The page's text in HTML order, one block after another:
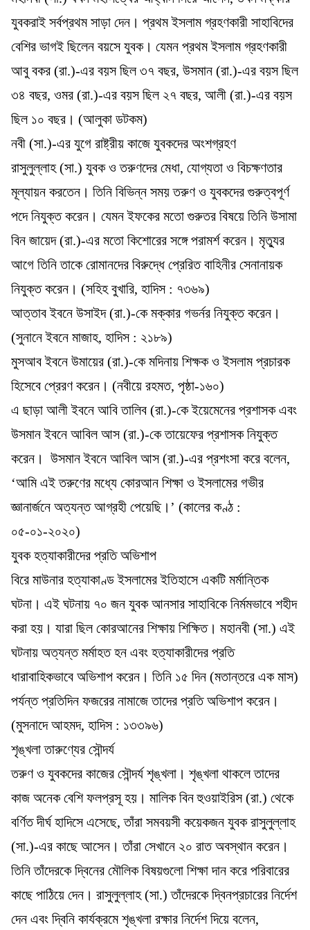
যুবকরাই সর্বপ্রথম সাড়া দেন। প্রথম ইসলাম গ্রহণকারী সাহাবিদের
বেশির ভাগই ছিলেন বয়সে যুবক। যেমন প্রথম ইসলাম গ্রহণকারী
আবু বকর (রা.)-এর বয়স ছিল ৩৭ বছর, উসমান (রা.)-এর বয়স ছিল
৩৪ বছর, ওমর (রা.)-এর বয়স ছিল ২৭ বছর, আলী (রা.)-এর বয়স
ছিল ১০ বছর। (আলুকা ডটকম)
নবী (সা.)-এর যুগে রাষ্ট্রীয় কাজে যুবকদের অংশগ্রহণ
রাসুলুল্লাহ (সা.) যুবক ও তরুণদের মেধা, যোগ্যতা ও বিচক্ষণতার
মূল্যায়ন করতেন। তিনি বিভিন্ন সময় তরুণ ও যুবকদের গুরুত্বপূর্ণ
পদে নিযুক্ত করেন। যেমন ইফকের মতো গুরুতর বিষয়ে তিনি উসামা
বিন জায়েদ (রা.)-এর মতো কিশোরের সঙ্গে পরামর্শ করেন। মৃত্যুর
আগে তিনি তাকে রোমানদের বিরুদ্ধে প্রেরিত বাহিনীর সেনানায়ক
নিযুক্ত করেন। (সহিহ বুখারি, হাদিস : ৭৩৬৯)
আত্তাব ইবনে উসাইদ (রা.)-কে মক্কার গভর্নর নিযুক্ত করেন।
(সুনানে ইবনে মাজাহ, হাদিস : ২১৮৯)
মুসআব ইবনে উমায়ের (রা.)-কে মদিনায় শিক্ষক ও ইসলাম প্রচারক
হিসেবে প্রেরণ করেন। (নবীয়ে রহমত, পৃষ্ঠা-১৬০)
এ ছাড়া আলী ইবনে আবি তালিব (রা.)-কে ইয়েমেনের প্রশাসক এবং
উসমান ইবনে আবিল আস (রা.)-কে তায়েফের প্রশাসক নিযুক্ত
করেন। উসমান ইবনে আবিল আস (রা.)-এর প্রশংসা করে বলেন,
‘আমি এই তরুণের মধ্যে কোরআন শিক্ষা ও ইসলামের গভীর
জ্ঞানার্জনে অত্যন্ত আগ্রহী পেয়েছি।’ (কালের কণ্ঠ :
০৫-০১-২০২০)
যুবক হত্যাকারীদের প্রতি অভিশাপ
বিরে মাউনার হত্যাকাণ্ড ইসলামের ইতিহাসে একটি মর্মান্তিক
ঘটনা। এই ঘটনায় ৭০ জন যুবক আনসার সাহাবিকে নির্মমভাবে শহীদ
করা হয়। যারা ছিল কোরআনের শিক্ষায় শিক্ষিত। মহানবী (সা.) এই
ঘটনায় অত্যন্ত মর্মাহত হন এবং হত্যাকারীদের প্রতি
ধারাবাহিকভাবে অভিশাপ করেন। তিনি ১৫ দিন (মতান্তরে এক মাস)
পর্যন্ত প্রতিদিন ফজরের নামাজে তাদের প্রতি অভিশাপ করেন।
(মুসনাদে আহমদ, হাদিস : ১৩৩৯৬)
শৃঙ্খলা তারুণ্যের সৌন্দর্য
তরুণ ও যুবকদের কাজের সৌন্দর্য শৃঙ্খলা। শৃঙ্খলা থাকলে তাদের
কাজ অনেক বেশি ফলপ্রসূ হয়। মালিক বিন হুওয়াইরিস (রা.) থেকে
বর্ণিত দীর্ঘ হাদিসে এসেছে, তাঁরা সমবয়সী কয়েকজন যুবক রাসুলুল্লাহ
(সা.)-এর কাছে আসেন। তাঁরা সেখানে ২০ রাত অবস্থান করেন।
তিনি তাঁদেরকে দ্বিনের মৌলিক বিষয়গুলো শিক্ষা দান করে পরিবারের
কাছে পাঠিয়ে দেন। রাসুলুল্লাহ (সা.) তাঁদেরকে দ্বিনপ্রচারের নির্দেশ
দেন এবং দ্বিনি কার্যক্রমে শৃঙ্খলা রক্ষার নির্দেশ দিয়ে বলেন,